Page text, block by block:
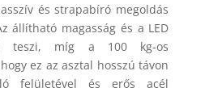
és strapabíró megoldás
állítható magasság és a LED
teszi, míg a 100 kg-os
ez az asztal hosszú távon
felületével és erős acél